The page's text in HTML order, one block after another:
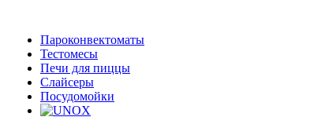
Пароконвектоматы
Тестомесы
Печи для пиццы
Слайсеры
Посудомойки